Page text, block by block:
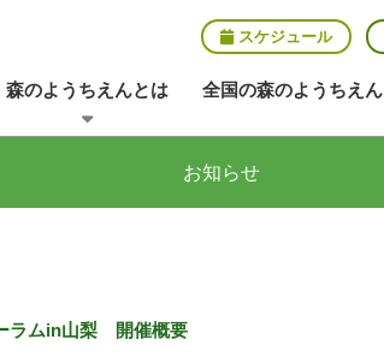
スケジュール
森のようちえんとは 全国の森のようちえん
お知らせ
ラムin山梨 開催概要